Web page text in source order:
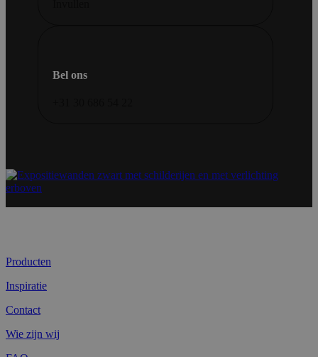
Bel ons
Producten
Inspiratie
Contact
Wie zijn wij